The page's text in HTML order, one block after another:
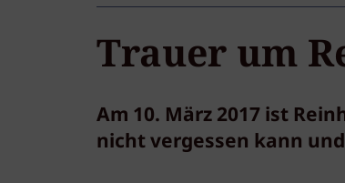
Trauer um
Am 10. März 2017 ist
nicht vergessen kann